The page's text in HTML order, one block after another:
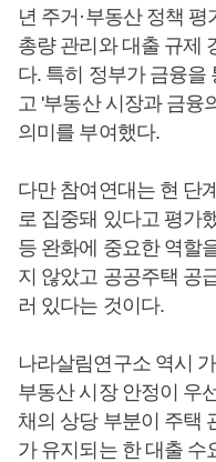
년 주거·부동산 정책
총량 관리와 대출 규제
다. 특히 정부가 금융을
고 '부동산 시장과 금융
의미를 부여했다.
다만 참여연대는 현 단
로 집중돼 있다고 평가
등 완화에 중요한 역할
지 않았고 공공주택 공
러 있다는 것이다.
나라살림연구소 역시
부동산 시장 안정이 우
채의 상당 부분이 주택
가 유지되는 한 대출 수